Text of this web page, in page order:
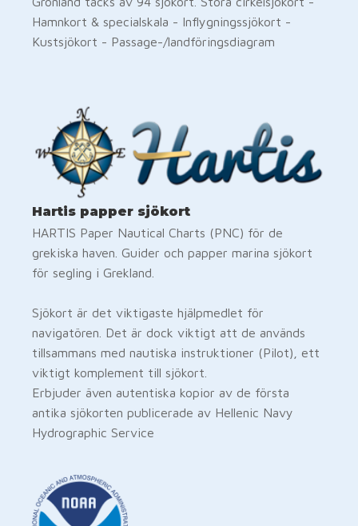
Hamnkort & specialskala - Inflygningssjökort -
Kustsjökort - Passage-/landföringsdiagram
Hartis papper sjökort
HARTIS Paper Nautical Charts (PNC) för de
grekiska haven. Guider och papper marina sjökort
för segling i Grekland.
Sjökort är det viktigaste hjälpmedlet för
navigatören. Det är dock viktigt att de används
tillsammans med nautiska instruktioner (Pilot), ett
viktigt komplement till sjökort.
Erbjuder även autentiska kopior av de första
antika sjökorten publicerade av Hellenic Navy
Hydrographic Service